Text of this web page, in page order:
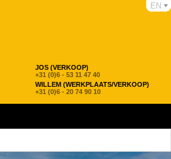
JOS (VERKOOP)
+31 (0)6 - 53 11 47 40
WILLEM (WERKPLAATS/VERKOOP)
+31 (0)6 - 20 74 90 10
EN